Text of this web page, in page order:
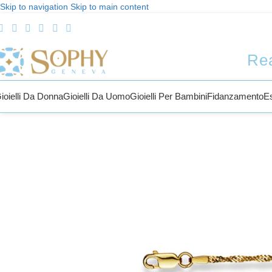
Skip to navigation Skip to main content
Da DonnaGioielli Da UomoGioielli Per BambiniFidanzamento